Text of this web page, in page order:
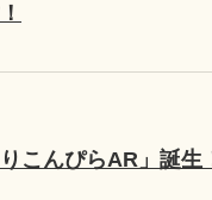
こんぴらAR」誕生